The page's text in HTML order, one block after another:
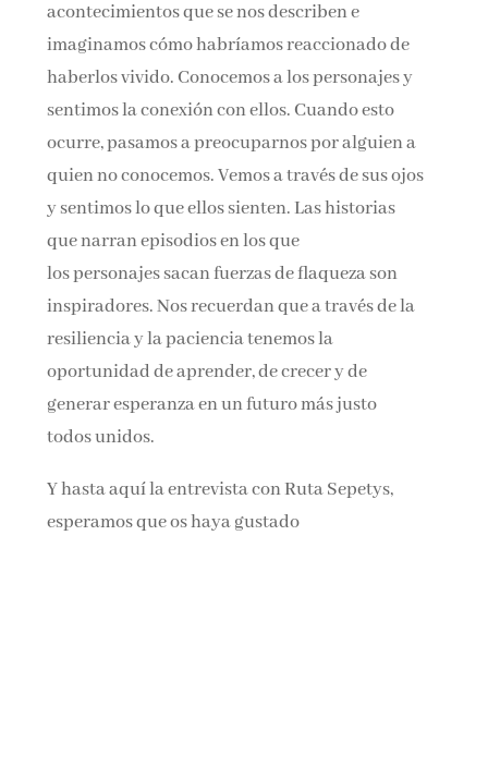
acontecimientos que se nos describen e
imaginamos cómo habríamos reaccionado de
haberlos vivido. Conocemos a los personajes y
sentimos la conexión con ellos. Cuando esto
ocurre, pasamos a preocuparnos por alguien a
quien no conocemos. Vemos a través de sus ojos
y sentimos lo que ellos sienten. Las historias
que narran episodios en los que
los personajes sacan fuerzas de flaqueza son
inspiradores. Nos recuerdan que a través de la
resiliencia y la paciencia tenemos la
oportunidad de aprender, de crecer y de
generar esperanza en un futuro más justo
todos unidos.
Y hasta aquí la entrevista con Ruta Sepetys,
esperamos que os haya gustado